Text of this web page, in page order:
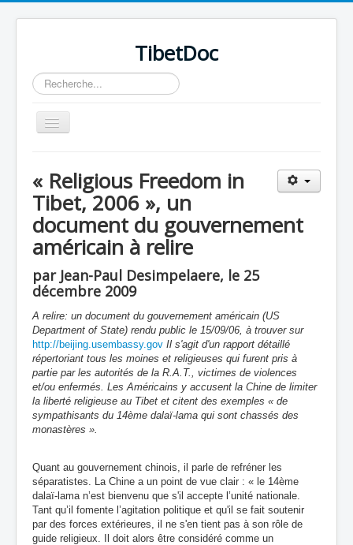
TibetDoc
Rechercher
Basculer
la
« Religious Freedom in
Tibet, 2006 », un
document du gouvernement
américain à relire
par Jean-Paul Desimpelaere, le 25
décembre 2009
A relire: un document du gouvernement américain (US
Department of State) rendu public le 15/09/06, à trouver sur
http://beijing.usembassy.gov Il s'agit d'un rapport détaillé
répertoriant tous les moines et religieuses qui furent pris à
partie par les autorités de la R.A.T., victimes de violences
et/ou enfermés. Les Américains y accusent la Chine de limiter
la liberté religieuse au Tibet et citent des exemples « de
sympathisants du 14ème dalaï-lama qui sont chassés des
monastères ».
Quant au gouvernement chinois, il parle de refréner les
séparatistes. La Chine a un point de vue clair : « le 14ème
dalaï-lama n’est bienvenu que s'il accepte l’unité nationale.
Tant qu’il fomente l’agitation politique et qu'il se fait soutenir
par des forces extérieures, il ne s'en tient pas à son rôle de
guide religieux. Il doit alors être considéré comme un